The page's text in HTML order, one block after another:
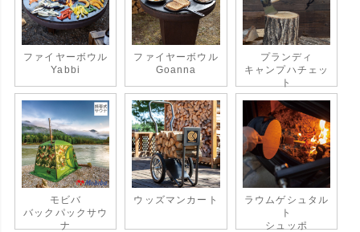
ファイヤーボウル
Yabbi
ファイヤーボウル
Goanna
プランディ
キャンプハチェッ
ト
モビバ
バックパックサウ
ナ
ウッズマンカート
ラウムゲシュタル
ト
シュッポ